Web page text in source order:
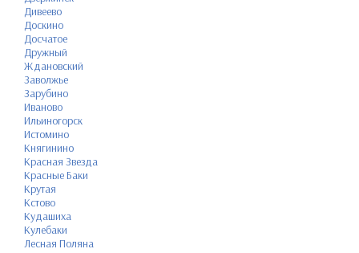
Дивеево
Доскино
Досчатое
Дружный
Ждановский
Заволжье
Зарубино
Иваново
Ильиногорск
Истомино
Княгинино
Красная Звезда
Красные Баки
Крутая
Кстово
Кудашиха
Кулебаки
Лесная Поляна